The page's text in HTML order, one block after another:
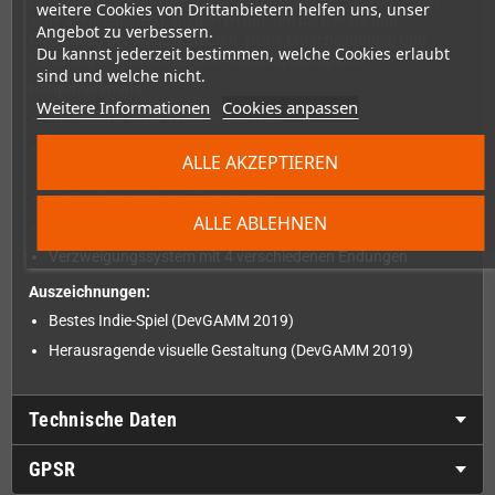
weitere Cookies von Drittanbietern helfen uns, unser
Angebot zu verbessern.
Du kannst jederzeit bestimmen, welche Cookies erlaubt
sind und welche nicht.
Weitere Informationen Cookies anpassen
ALLE ABLEHNEN
ALLE AKZEPTIEREN
jeder seine eigenen Fähigkeiten hat, um die Geräte und
Maschinen der Welt zu steuern. Deine Entscheidungen und
Handlungen bestimmen den Ausgang des Spiels.
Atmosphärische dystopische Welt
Kontrolliere mehrere Charaktere
Fesselnder Soundtrack von "Nobody's Nail Machine"
Verzweigungssystem mit 4 verschiedenen Endungen
Auszeichnungen:
Bestes Indie-Spiel (DevGAMM 2019)
Herausragende visuelle Gestaltung (DevGAMM 2019)
Technische Daten
GPSR